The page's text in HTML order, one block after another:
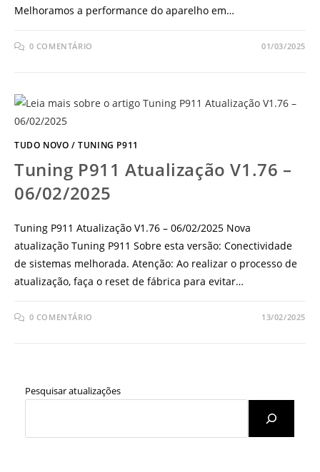
Melhoramos a performance do aparelho em…
0 COMENTÁRIO 01/03/2025
TUDO NOVO /TUNING P911
Tuning P911 Atualização V1.76 –
06/02/2025
Tuning P911 Atualização V1.76 – 06/02/2025 Nova
atualização Tuning P911 Sobre esta versão: Conectividade
de sistemas melhorada. Atenção: Ao realizar o processo de
atualização, faça o reset de fábrica para evitar…
0 COMENTÁRIO 13/02/2025
Pesquisar atualizações